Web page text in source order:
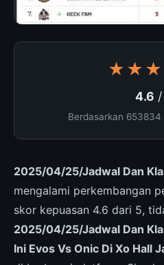
4.6
Berdasarkan 653834
2025/04/25/Jadwal Dan
mengalami perkembangan
skor kepuasan 4.6 dari 5,
2025/04/25/Jadwal Dan
Ini Evos Vs Onic Di Xo Hall